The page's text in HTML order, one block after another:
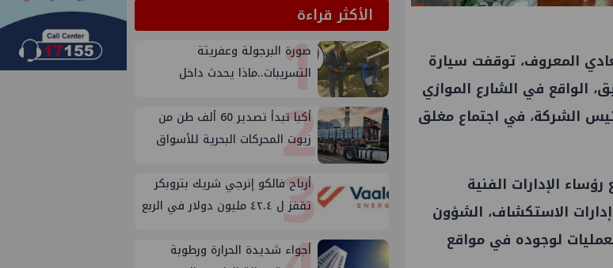
المعروف، توقفت سيارة
الواقع في الشارع الموازي
الشركة، في اجتماع مغلق
الإدارات الفنية
الاستكشاف، الشؤون
لوجوده في مواقع
الأكثر قراءة
1
صورة البرجولة وعفريتة
التسريبات..ماذا يحدث داخل
2
أكبا تبدأ تصدير 60 ألف طن من
زيوت المحركات البحرية للأسواق
3
أرباح فالكو إنرجي شريك بتروبكر
تقفز ل ٤٢.٤ مليون دولار في الربع
أجواء شديدة الحرارة ورطوبة